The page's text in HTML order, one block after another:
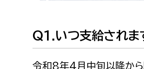
国県事業推進課
土木管理課
道水路整備課
Q1.いつ支給されま
令和8年4月中旬以降から